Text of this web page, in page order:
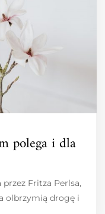
polega i dla
przez Fritza Perlsa,
olbrzymią drogę i